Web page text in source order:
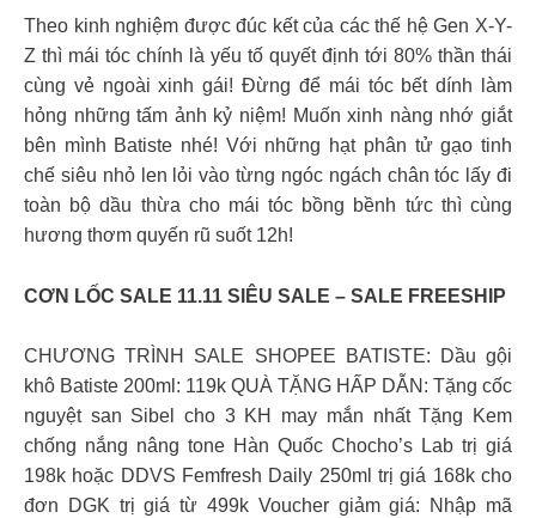
Theo kinh nghiệm được đúc kết của các thế hệ Gen X-Y-
Z thì mái tóc chính là yếu tố quyết định tới 80% thần thái
cùng vẻ ngoài xinh gái! Đừng để mái tóc bết dính làm
hỏng những tấm ảnh kỷ niệm! Muốn xinh nàng nhớ giắt
bên mình Batiste nhé! Với những hạt phân tử gạo tinh
chế siêu nhỏ len lỏi vào từng ngóc ngách chân tóc lấy đi
toàn bộ dầu thừa cho mái tóc bồng bềnh tức thì cùng
hương thơm quyến rũ suốt 12h!
CƠN LỐC SALE 11.11 SIÊU SALE – SALE FREESHIP
CHƯƠNG TRÌNH SALE SHOPEE BATISTE: Dầu gội
khô Batiste 200ml: 119k QUÀ TẶNG HẤP DẪN: Tặng cốc
nguyệt san Sibel cho 3 KH may mắn nhất Tặng Kem
chống nắng nâng tone Hàn Quốc Chocho’s Lab trị giá
198k hoặc DDVS Femfresh Daily 250ml trị giá 168k cho
đơn DGK trị giá từ 499k Voucher giảm giá: Nhập mã